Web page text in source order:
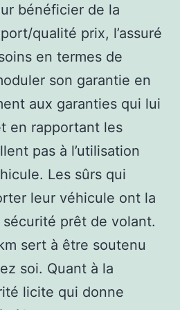
bénéficier de la
qualité prix, l’assuré
en termes de
son garantie en
aux garanties qui lui
en rapportant les
pas à l’utilisation
Les sûrs qui
leur véhicule ont la
prêt de volant.
sert à être soutenu
soi. Quant à la
licite qui donne